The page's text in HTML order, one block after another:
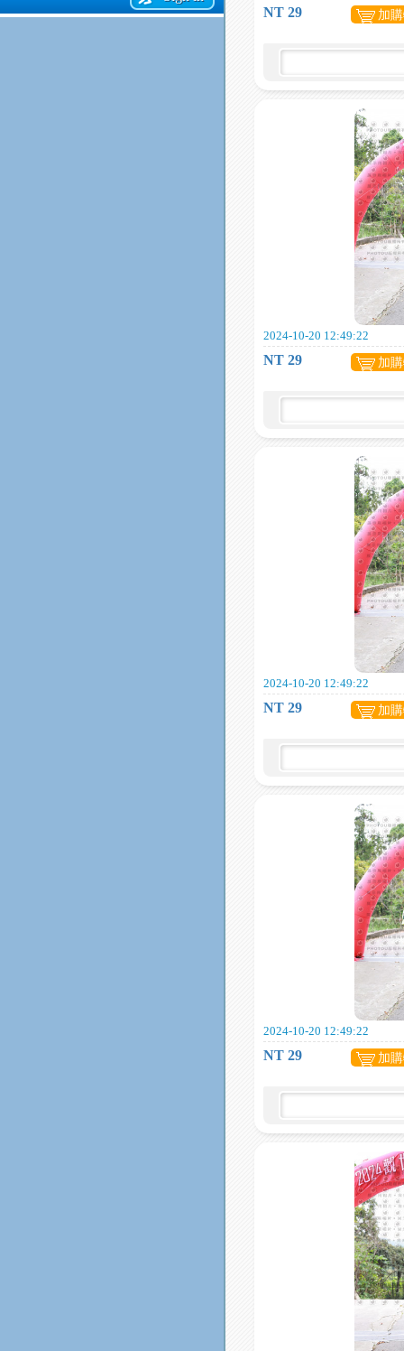
NT 29
加
2024-10-20 12:49:22
NT 29 加
2024-10-20 12:49:22
NT 29 加
2024-10-20 12:49:22
NT 29 加